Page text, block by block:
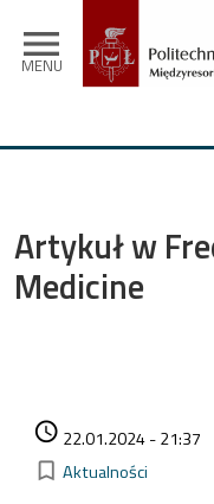
menu
MENU
Artykuł w
Medicine
access_time 22.01.2024 - 21:37
bookmark_border Kategorie
Aktualności